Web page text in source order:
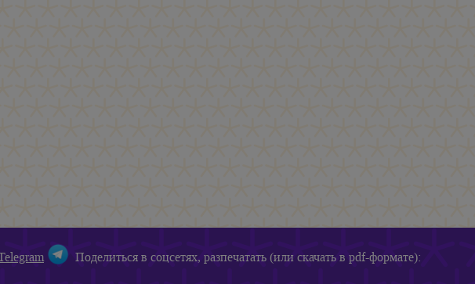
Поделиться в соцсетях, разпечатать (или скачать в pdf-формате):